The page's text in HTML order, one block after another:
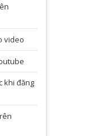
video
khi đăng